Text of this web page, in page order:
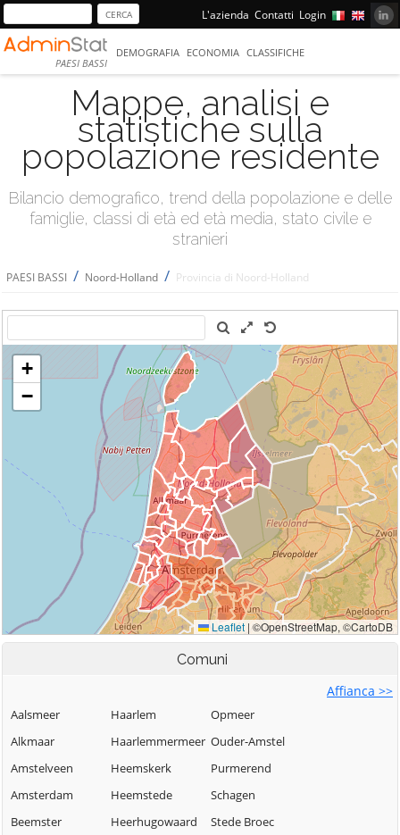
L'azienda Contatti Login
PAESI BASSI
DEMOGRAFIA ECONOMIA CLASSIFICHE
Mappe, analisi e
statistiche sulla
popolazione residente
Bilancio demografico, trend della popolazione e delle
famiglie, classi di età ed età media, stato civile e
stranieri
PAESI BASSI / Noord-Holland / Provincia di Noord-Holland
Comuni
Affianca >>
Aalsmeer
Alkmaar
Amstelveen
Amsterdam
Beemster
Haarlem
Haarlemmermeer
Heemskerk
Heemstede
Heerhugowaard
Opmeer
Ouder-Amstel
Purmerend
Schagen
Stede Broec